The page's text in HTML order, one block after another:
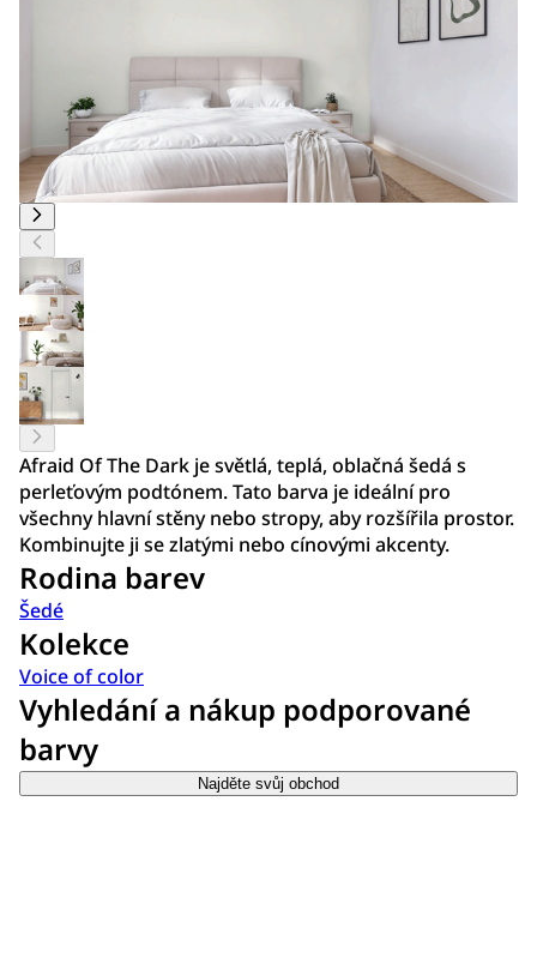
Afraid Of The Dark je světlá, teplá, oblačná šedá s
perleťovým podtónem. Tato barva je ideální pro
všechny hlavní stěny nebo stropy, aby rozšířila prostor.
Kombinujte ji se zlatými nebo cínovými akcenty.
Rodina barev
Šedé
Kolekce
Voice of color
Vyhledání a nákup podporované
barvy
Najděte svůj obchod